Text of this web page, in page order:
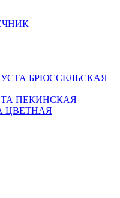
БРЮССЕЛЬСКАЯ
ПЕКИНСКАЯ
ЦВЕТНАЯ